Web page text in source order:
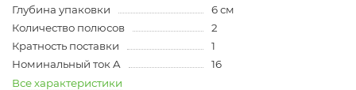
Глубина упаковки
6 см
Количество полюсов
2
Кратность поставки
1
Номинальный ток A
16
Все характеристики